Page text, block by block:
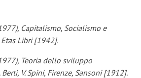
Capitalismo, Socialismo e
Etas Libri [1942].
Teoria dello sviluppo
V. Spini, Firenze, Sansoni [1912].